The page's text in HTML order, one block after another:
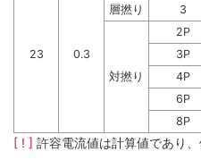
23 0.3
層撚り 3
対撚り
2P
3P
4P
6P
8P
[ ! ] 許容電流値は計算値であり